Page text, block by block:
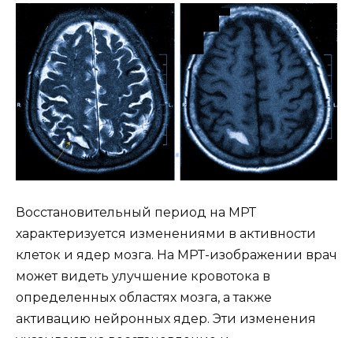
Восстановительный период на МРТ
характеризуется изменениями в активности
клеток и ядер мозга. На МРТ-изображении врач
может видеть улучшение кровотока в
определенных областях мозга, а также
активацию нейронных ядер. Эти изменения